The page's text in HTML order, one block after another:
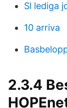
Sl lediga
10 arriva
2.3.4